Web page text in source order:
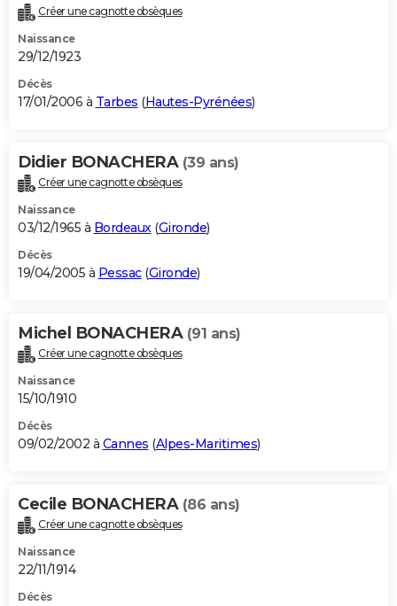
Créer une cagnotte obsèques
Naissance
29/12/1923
Décès
17/01/2006 à Tarbes (Hautes-Pyrénées)
Didier BONACHERA (39 ans)
Créer une cagnotte obsèques
Naissance
03/12/1965 à Bordeaux(Gironde)
Décès
19/04/2005 à Pessac(Gironde)
Michel BONACHERA (91 ans)
Créer une cagnotte obsèques
Naissance
15/10/1910
Décès
09/02/2002 à Cannes (Alpes-Maritimes)
Cecile BONACHERA (86 ans)
Créer une cagnotte obsèques
Naissance
22/11/1914
Décès